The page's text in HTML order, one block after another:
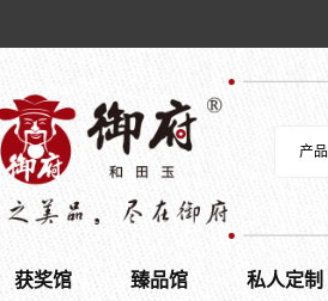
产品
获奖馆 臻品馆 私人定制